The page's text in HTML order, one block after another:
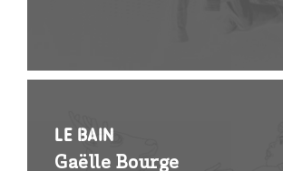
Le bain
Gaëlle Bourge